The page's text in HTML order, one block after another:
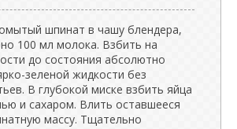
шпинат в чашу блендера,
100 мл молока. Взбить на
до состояния абсолютно
зеленой жидкости без
В глубокой миске взбить яйца
и сахаром. Влить оставшееся
массу. Тщательно